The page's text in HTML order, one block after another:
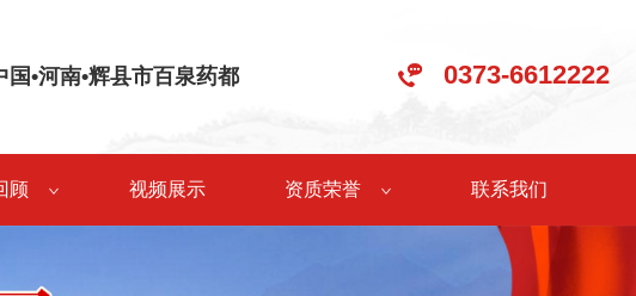
国•河南•辉县市百泉药都 0373-6612222
顾 视频展示 资质荣誉 联系我们